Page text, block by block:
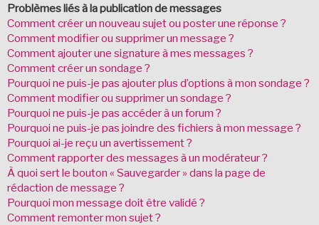
Problèmes liés à la publication de messages
Comment créer un nouveau sujet ou poster une réponse ?
Comment modifier ou supprimer un message ?
Comment ajouter une signature à mes messages ?
Comment créer un sondage ?
Pourquoi ne puis-je pas ajouter plus d’options à mon sondage ?
Comment modifier ou supprimer un sondage ?
Pourquoi ne puis-je pas accéder à un forum ?
Pourquoi ne puis-je pas joindre des fichiers à mon message ?
Pourquoi ai-je reçu un avertissement ?
Comment rapporter des messages à un modérateur ?
À quoi sert le bouton « Sauvegarder » dans la page de
rédaction de message ?
Pourquoi mon message doit être validé ?
Comment remonter mon sujet ?